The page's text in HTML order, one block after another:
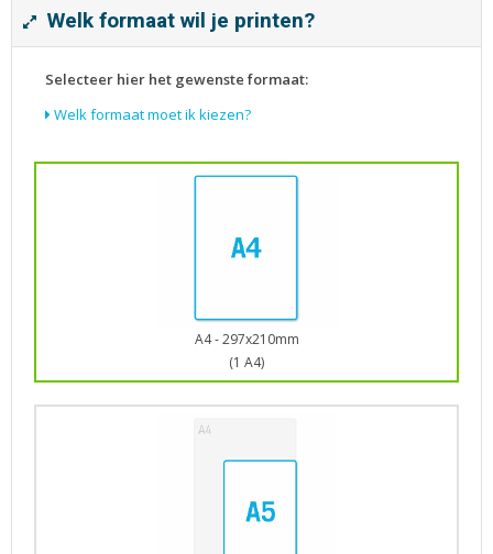
Verjaardagskaarten
Visitekaartjes
Welk formaat wil je printen?
Selecteer hier het gewenste formaat:
Welk formaat moet ik kiezen?
A4 - 297x210mm
(1 A4)